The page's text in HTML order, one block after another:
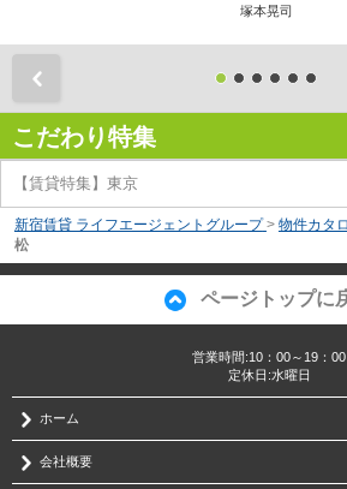
塚本晃司
こだわり特集
【賃貸特集】東京
新宿賃貸 ライフエージェントグループ > 物件カタ
松
ページトップに
営業時間:10：00～19：00
定休日:水曜日
ホーム
会社概要